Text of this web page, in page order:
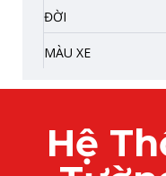
ĐỜI
MÀU XE
Hệ